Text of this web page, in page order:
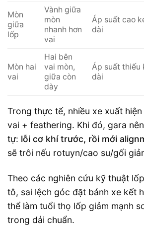
Mòn
giữa
lốp
Vành giữa
mòn
nhanh hơn
vai
Áp suất cao
dài
Mòn hai
vai
Hai bên
vai mòn,
giữa còn
dày
Áp suất thiếu
dài
Trong thực tế, nhiều xe xuất
vai + feathering. Khi đó, gara
tự: lỗi cơ khí trước, rồi mới
sẽ trôi nếu rotuyn/cao su/gối
Theo các nghiên cứu kỹ thuật
tô, sai lệch góc đặt bánh xe kết
thể làm tuổi thọ lốp giảm mạnh
trong dải chuẩn.